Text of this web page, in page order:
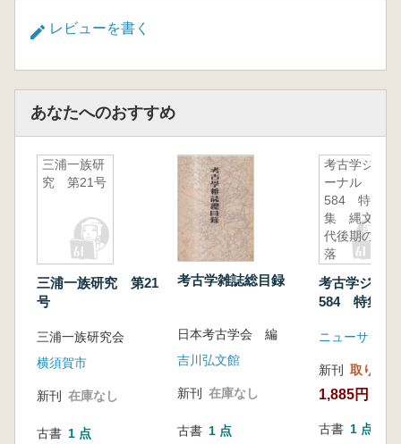
レビューを書く
あなたへのおすすめ
三浦一族研
究 第21号
三浦一族研究 第21
号
三浦一族研究会
横須賀市
新刊 在庫なし
古書 1 点
考古学雑誌総目録
日本考古学会 編
吉川弘文館
新刊 在庫なし
古書 1 点
考古学ジャ
ーナル
584 特
集 縄文時
代後期の集
落
考古学ジャ
584 特集
ニューサイエ
新刊 取り寄せ
1,885円
古書 1 点